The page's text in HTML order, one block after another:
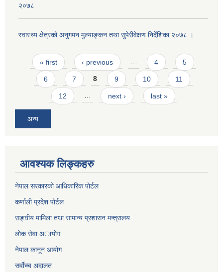
२०७८
स्वास्थ्य क्षेत्रको अनुगमन मुल्याङ्कन तथा सुपेरीवेक्षण निर्देशिका २०७८ ।
Pages
« first ‹ previous … 4 5
6 7 8 9 10 11
12 … next › last »
अन्य
आवश्यक लिङ्कहरु
नेपाल सरकारको आधिकारिक पोर्टल
कर्णाली प्रदेश पोर्टल
सङ्घीय मामिला तथा सामान्य प्रशासन मन्त्रालय
लाेक सेवा अायाेग
नेपाल कानून आयोग
सर्वाेच्च अदालत